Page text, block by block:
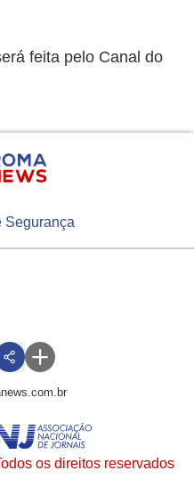
feita pelo Canal do
Segurança
os direitos reservados